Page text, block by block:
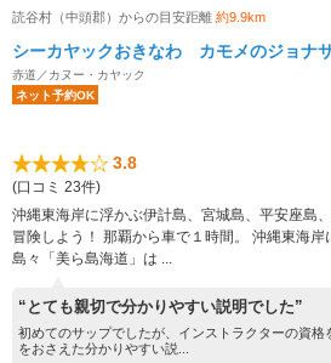
読谷村（中頭郡）からの目安距離 約9.9km
シーカヤックおきなわ カモメのジョナ
赤道／カヌー・カヤック
ネット予約OK
3.8
(口コミ 23件)
沖縄東海岸に浮かぶ伊計島、宮城島、平安座島
冒険しよう！ 那覇から車で１時間。 沖縄東海
島々「美ら島海道」は ...
“とても親切で分かりやすい説明でした”
初めてのサップでしたが、インストラクターの資格
をおさえた分かりやすい説...